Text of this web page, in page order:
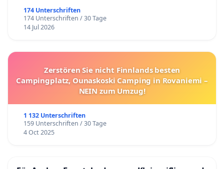
174 Unterschriften
174 Unterschriften / 30 Tage
14 Jul 2026
Zerstören Sie nicht Finnlands besten
Campingplatz, Ounaskoski Camping in Rovaniemi –
NEIN zum Umzug!
1 132 Unterschriften
159 Unterschriften / 30 Tage
4 Oct 2025